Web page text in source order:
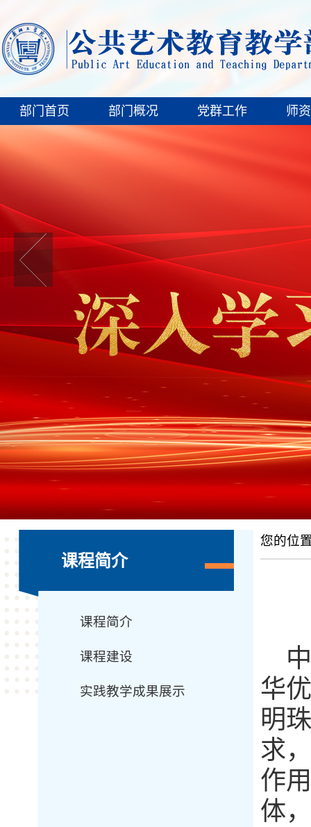
部门首页 部门概况 党群工作 师
课程简介
课程简介
课程建设
实践教学成果展示
您的位
华
明
求
作
体